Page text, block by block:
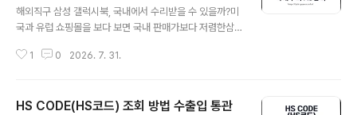
해외직구 삼성 갤럭시북, 국내에서 수리받을 수 있을까?미
국과 유럽 쇼핑몰을 보다 보면 국내 판매가보다 저렴한삼
볼 수 있습니다.특히 환율과 할인쿠폰까지 적용되면같은
는지 궁금해집니다.결론부터 말하면 정상 유통된 삼성 노
1 0 2026. 7. 31.
HS CODE(HS코드) 조회 방법 수출입 통관